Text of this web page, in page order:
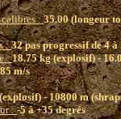
calibres :35.00 (longeur
:32 pas progressif de 4 à
:18.75 kg (explosif) -
m/s
- 10800 m
:-5 à +35 degrés